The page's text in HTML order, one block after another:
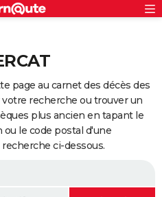
page au carnet des décès des
votre recherche ou trouver un
plus ancien en tapant le
le code postal d'une
ci-dessous.